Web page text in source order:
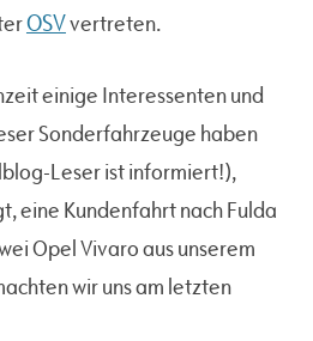
OSVvertreten.
einige Interessenten und
Sonderfahrzeuge haben
Leser ist informiert!),
eine Kundenfahrt nach Fulda
Opel Vivaro aus unserem
wir uns am letzten